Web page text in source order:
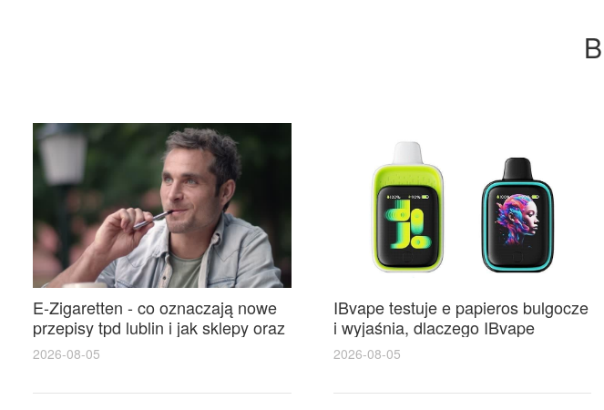
E-Zigaretten - co oznaczają nowe
przepisy tpd lublin i jak sklepy oraz
użytkownicy powinni się
przygotować
2026-08-05
IBvape testuje e papieros bulgocze
i wyjaśnia, dlaczego IBvape
zdobywa popularność wśród
miłośników vapingu
2026-08-05